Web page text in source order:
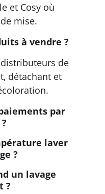
et Cosy où
mise.
à vendre ?
de
détachant et
par
?
?